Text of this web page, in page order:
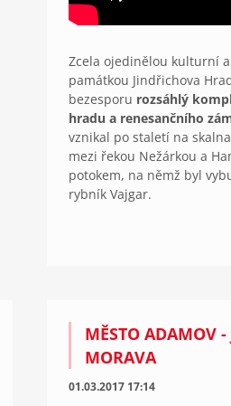
Zcela ojedinělou kulturní
památkou Jindřichova
bezesporu rozsáhlý
hradu a renesančního
vznikal po staletí na
mezi řekou Nežárkou a
potokem, na němž byl
rybník Vajgar.
MĚSTO ADAMOV
MORAVA
01.03.2017 17:14